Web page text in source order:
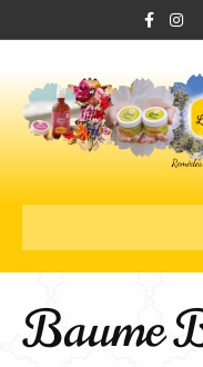
c
b
o
k
s
g
r
a
m
Baume